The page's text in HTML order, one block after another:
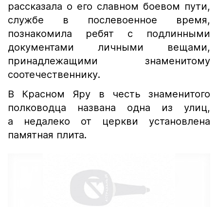
рассказала о его славном боевом пути,
службе в послевоенное время,
познакомила ребят с подлинными
документами личными вещами,
принадлежащими знаменитому
соотечественнику.
В Красном Яру в честь знаменитого
полководца названа одна из улиц,
а недалеко от церкви установлена
памятная плита.